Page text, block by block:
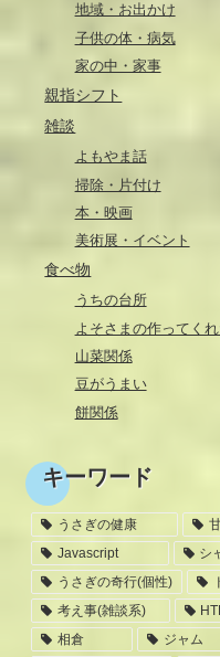
地域・お出かけ
子供の体・病気
家の中・家事
親指シフト
雑談
よもやま話
掃除・片付け
本・映画
美術展・イベント
食べ物
うちの台所
よそさまの作ってく
山菜関係
豆がうまい
餅関係
キーワード
うさぎの健康
Javascript
シ
うさぎの奇行(個性)
考え事(雑談系)
相倉
ジャム